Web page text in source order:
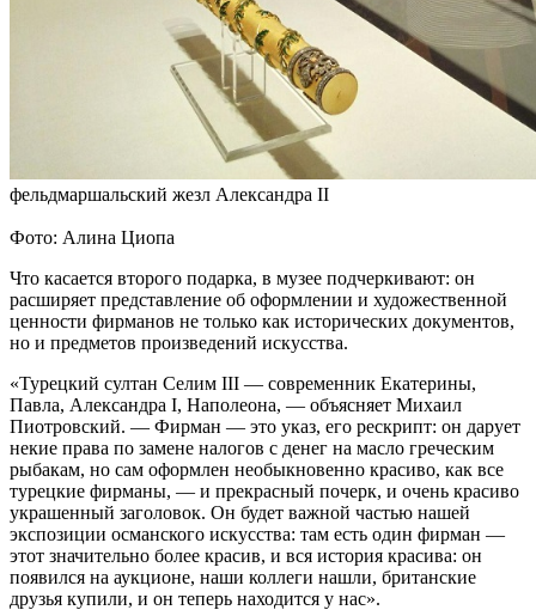
фельдмаршальский жезл Александра II
Фото: Алина Циопа
Что касается второго подарка, в музее подчеркивают: он
расширяет представление об оформлении и художественной
ценности фирманов не только как исторических документов,
но и предметов произведений искусства.
«Турецкий султан Селим III — современник Екатерины,
Павла, Александра I, Наполеона, — объясняет Михаил
Пиотровский. — Фирман — это указ, его рескрипт: он дарует
некие права по замене налогов с денег на масло греческим
рыбакам, но сам оформлен необыкновенно красиво, как все
турецкие фирманы, — и прекрасный почерк, и очень красиво
украшенный заголовок. Он будет важной частью нашей
экспозиции османского искусства: там есть один фирман —
этот значительно более красив, и вся история красива: он
появился на аукционе, наши коллеги нашли, британские
друзья купили, и он теперь находится у нас».